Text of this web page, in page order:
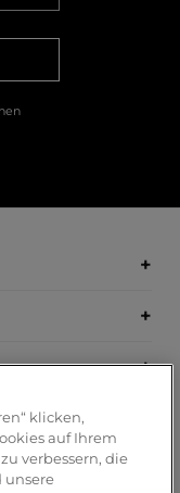
klicken,
auf Ihrem
verbessern, die
unsere